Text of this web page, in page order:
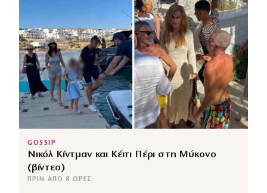
GOSSIP
Νικόλ Κίντμαν και Κέιτι Πέρι στη Μύκονο
(βίντεο)
ΠΡΙΝ ΑΠΌ 8 ΏΡΕΣ